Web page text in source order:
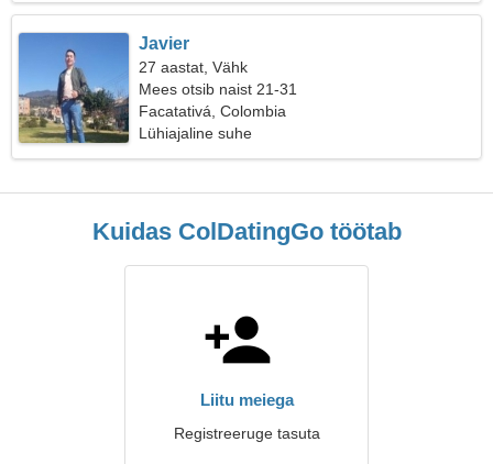
Javier
27 aastat, Vähk
Mees otsib naist 21-31
Facatativá, Colombia
Lühiajaline suhe
Kuidas ColDatingGo töötab
Liitu meiega
Registreeruge tasuta